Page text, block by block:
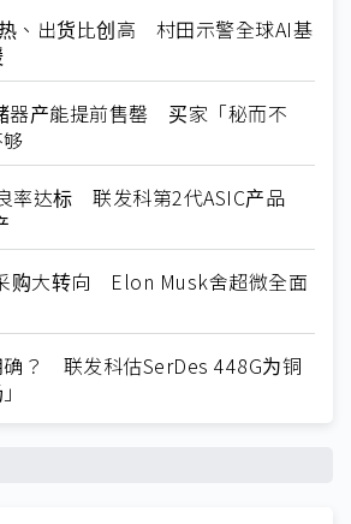
、出货比创高 村田示警全球AI基
器产能提前售罄 买家「秘而不
率达标 联发科第2代ASIC产品
购大转向 Elon Musk舍超微全面
？ 联发科估SerDes 448G为铜